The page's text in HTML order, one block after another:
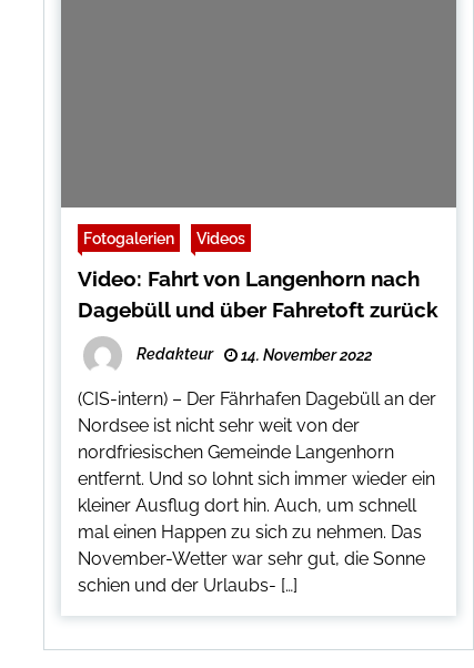
Fotogalerien Videos
Video: Fahrt von Langenhorn nach
Dagebüll und über Fahretoft zurück
Redakteur 14. November 2022
(CIS-intern) – Der Fährhafen Dagebüll an der
Nordsee ist nicht sehr weit von der
nordfriesischen Gemeinde Langenhorn
entfernt. Und so lohnt sich immer wieder ein
kleiner Ausflug dort hin. Auch, um schnell
mal einen Happen zu sich zu nehmen. Das
November-Wetter war sehr gut, die Sonne
schien und der Urlaubs- […]